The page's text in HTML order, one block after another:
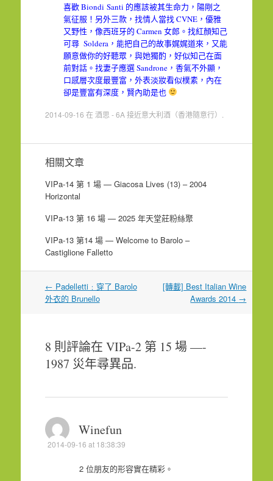
喜歡 Biondi Santi 的應該被其生命力，陽剛之
氣征服！另外三款，找情人當找 CVNE，優雅
又野性，像西班牙的 Carmen 女郎。找紅顏知己
可尋 Soldera，能把自己的故事娓娓道來，又能
願意做你的好聽眾，與她獨酌，好似知己在面
前對話。找妻子應選 Sandrone，香氣不外顯，
口感層次度最豐富，外表淡妝看似樸素，內在
卻是豐富有深度，賢內助是也
2014-09-16 在 酒思 - 6A 接近意大利酒（香港隨意行）
相關文章
VIPa-14 第 1 場 — Giacosa Lives (13) – 2004
Horizontal
VIPa-13 第 16 場 — 2025 年天堂莊粉絲聚
VIPa-13 第14 場 — Welcome to Barolo –
Castiglione Falletto
文
章
← Padelletti﹕穿了 Barolo
外衣的 Brunello
[轉載] Best Italian Wine
Awards 2014 →
8 則評論在 VIPa-2 第 15 場 —-
1987 災年尋異品.
Winefun
2014-09-16 at 18:38:39
2 位朋友的形容實在精彩。